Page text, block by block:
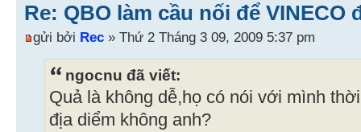
Re: QBO làm cầu nối để VINECO
gửi bởi Rec » Thứ 2 Tháng 3 09, 2009 5:37 pm
ngocnu đã viết:
Quả là không dễ,họ có nói với mình
địa diểm không anh?